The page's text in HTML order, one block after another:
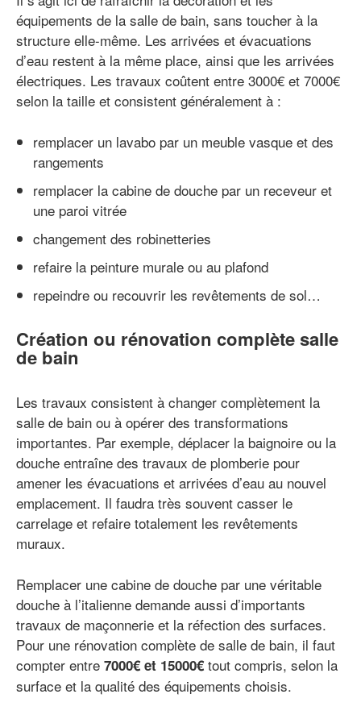
équipements de la salle de bain, sans toucher à la
structure elle-même. Les arrivées et évacuations
d’eau restent à la même place, ainsi que les arrivées
électriques. Les travaux coûtent entre 3000€ et 7000€
selon la taille et consistent généralement à :
remplacer un lavabo par un meuble vasque et des
rangements
remplacer la cabine de douche par un receveur et
une paroi vitrée
changement des robinetteries
refaire la peinture murale ou au plafond
repeindre ou recouvrir les revêtements de sol…
Création ou rénovation complète salle
de bain
Les travaux consistent à changer complètement la
salle de bain ou à opérer des transformations
importantes. Par exemple, déplacer la baignoire ou la
douche entraîne des travaux de plomberie pour
amener les évacuations et arrivées d’eau au nouvel
emplacement. Il faudra très souvent casser le
carrelage et refaire totalement les revêtements
muraux.
Remplacer une cabine de douche par une véritable
douche à l’italienne demande aussi d’importants
travaux de maçonnerie et la réfection des surfaces.
Pour une rénovation complète de salle de bain, il faut
compter entre 7000€ et 15000€ tout compris, selon la
surface et la qualité des équipements choisis.